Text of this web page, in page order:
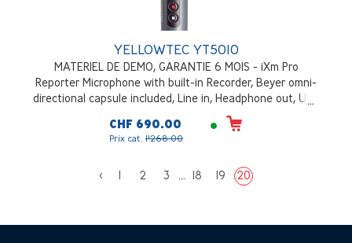
YELLOWTEC YT5010
MATERIEL DE DEMO, GARANTIE 6 MOIS - iXm Pro
Reporter Microphone with built-in Recorder, Beyer omni-
directional capsule included, Line in, Headphone out, USB
mini, exchangeable SD card, Li-Ion accumulator,
compartment for 3 x AA batteries. 2GB SD Card
included.
CHF 690.00
Prix cat. 1'268.00
< 1 2 3 ... 18 19 20